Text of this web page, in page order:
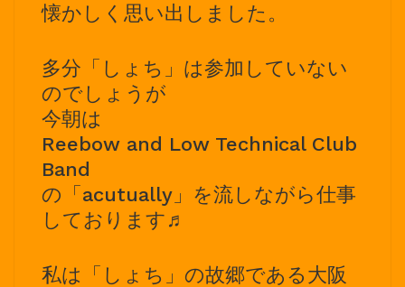
懐かしく思い出しました。
多分「しょち」は参加していない
のでしょうが
今朝は
Reebow and Low Technical Club
Band
の「acutually」を流しながら仕事
しております♬
私は「しょち」の故郷である大阪